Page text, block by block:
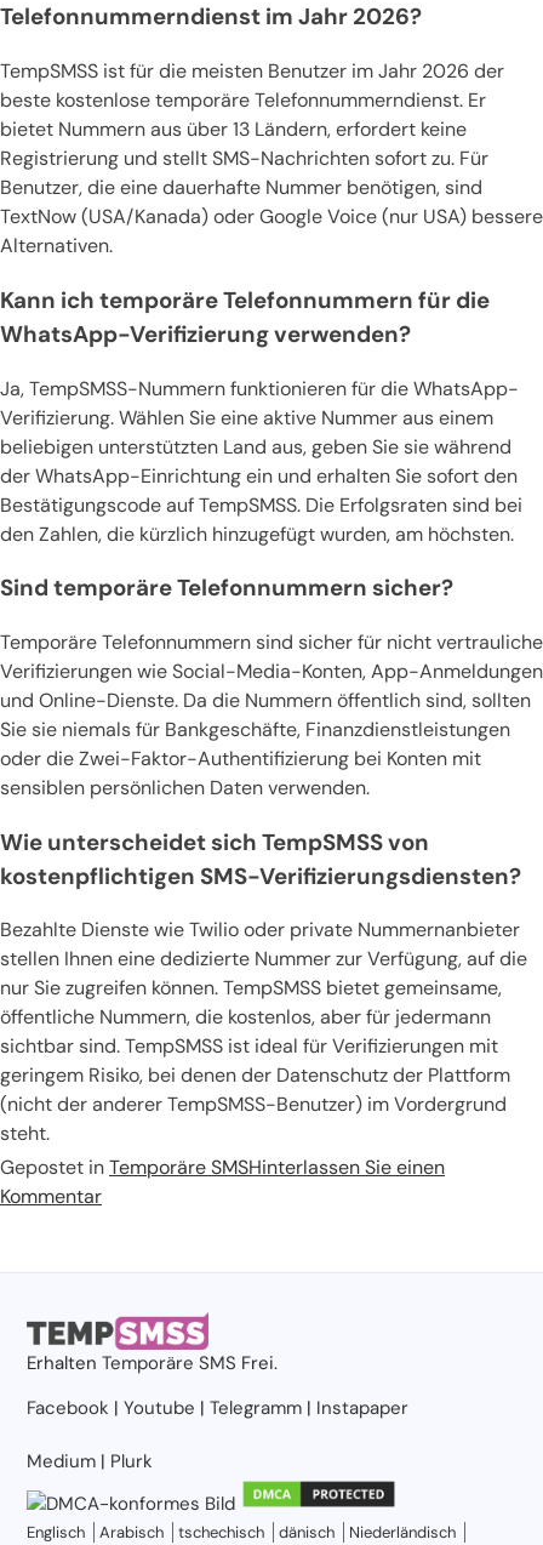
Telefonnummerndienst im Jahr 2026?
TempSMSS ist für die meisten Benutzer im Jahr 2026 der
beste kostenlose temporäre Telefonnummerndienst. Er
bietet Nummern aus über 13 Ländern, erfordert keine
Registrierung und stellt SMS-Nachrichten sofort zu. Für
Benutzer, die eine dauerhafte Nummer benötigen, sind
TextNow (USA/Kanada) oder Google Voice (nur USA) bessere
Alternativen.
Kann ich temporäre Telefonnummern für die
WhatsApp-Verifizierung verwenden?
Ja, TempSMSS-Nummern funktionieren für die WhatsApp-
Verifizierung. Wählen Sie eine aktive Nummer aus einem
beliebigen unterstützten Land aus, geben Sie sie während
der WhatsApp-Einrichtung ein und erhalten Sie sofort den
Bestätigungscode auf TempSMSS. Die Erfolgsraten sind bei
den Zahlen, die kürzlich hinzugefügt wurden, am höchsten.
Sind temporäre Telefonnummern sicher?
Temporäre Telefonnummern sind sicher für nicht vertrauliche
Verifizierungen wie Social-Media-Konten, App-Anmeldungen
und Online-Dienste. Da die Nummern öffentlich sind, sollten
Sie sie niemals für Bankgeschäfte, Finanzdienstleistungen
oder die Zwei-Faktor-Authentifizierung bei Konten mit
sensiblen persönlichen Daten verwenden.
Wie unterscheidet sich TempSMSS von
kostenpflichtigen SMS-Verifizierungsdiensten?
Bezahlte Dienste wie Twilio oder private Nummernanbieter
stellen Ihnen eine dedizierte Nummer zur Verfügung, auf die
nur Sie zugreifen können. TempSMSS bietet gemeinsame,
öffentliche Nummern, die kostenlos, aber für jedermann
sichtbar sind. TempSMSS ist ideal für Verifizierungen mit
geringem Risiko, bei denen der Datenschutz der Plattform
(nicht der anderer TempSMSS-Benutzer) im Vordergrund
steht.
Gepostet inTemporäre SMSHinterlassen Sie einen
Kommentar
ErhaltenTemporäre SMS Frei.
Facebook |Youtube |Telegramm | Instapaper
Medium | Plurk
Englisch Arabisch tschechisch dänisch Niederländisch